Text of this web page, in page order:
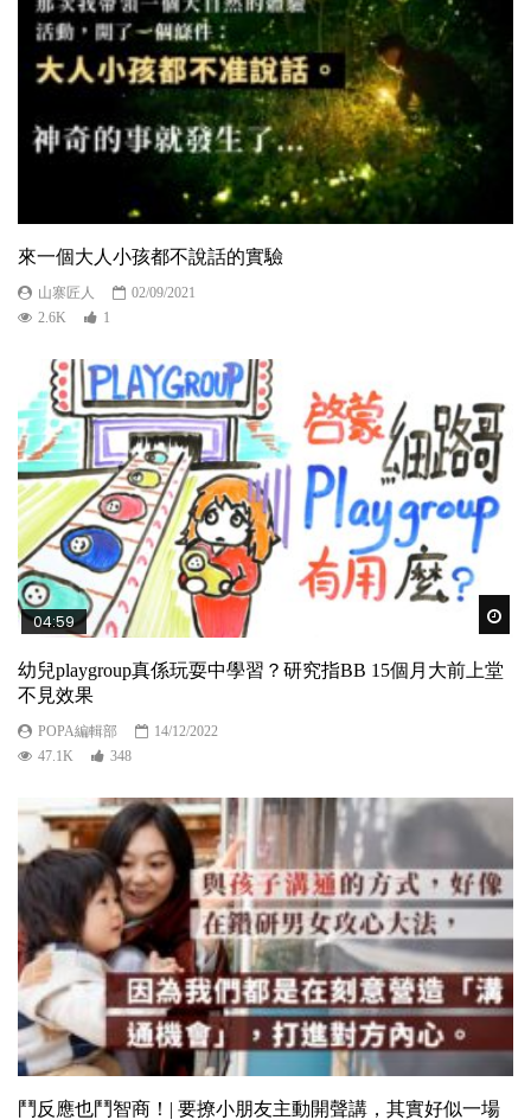
來一個大人小孩都不說話的實驗
山寨匠人
02/09/2021
2.6K
1
04:59
幼兒playgroup真係玩耍中學習？研究指BB 15個月大前上堂
不見效果
POPA編輯部
14/12/2022
47.1K
348
鬥反應也鬥智商！| 要撩小朋友主動開聲講，其實好似一場